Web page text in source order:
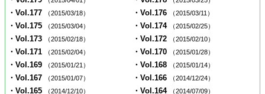
・Vol.177 （2015/03/18） ・Vol.176 （2015/03/11）
・Vol.175 （2015/03/04） ・Vol.174 （2015/02/25）
・Vol.173 （2015/02/18） ・Vol.172 （2015/02/10）
・Vol.171 （2015/02/04） ・Vol.170 （2015/01/28）
・Vol.169 （2015/01/21） ・Vol.168 （2015/01/14）
・Vol.167 （2015/01/07） ・Vol.166 （2014/12/24）
・Vol.165 （2014/12/10） ・Vol.164 （2014/07/09）